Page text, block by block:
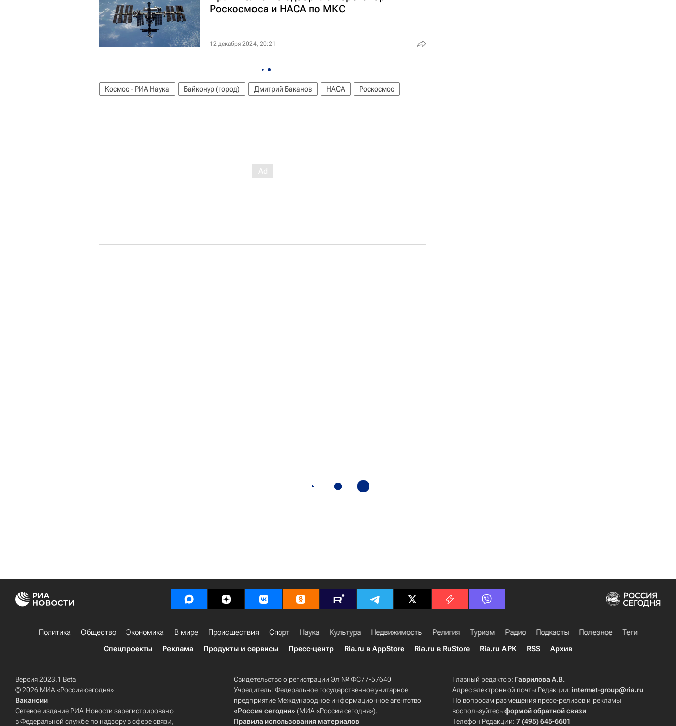
Роскосмоса и НАСА по МКС
12 декабря 2024, 20:21
Космос - РИА Наука Байконур (город) Дмитрий Баканов НАСА Роскосмос
Политика Общество Экономика В мире Происшествия Спорт Наука Культура Недвижимость Религия Туризм Радио Подкасты Полезное
Теги
Спецпроекты
Реклама Продукты и сервисы Пресс-центр Ria.ru в AppStore Ria.ru в RuStore Ria.ru APK RSS Архив
Версия 2023.1 Beta
© 2026 МИА «Россия сегодня»
Вакансии
Сетевое издание РИА Новости зарегистрировано
в Федеральной службе по надзору в сфере связи,
Свидетельство о регистрации Эл № ФС77-57640
Учредитель: Федеральное государственное унитарное
предприятие Международное информационное агентство
«Россия сегодня» (МИА «Россия сегодня»).
Правила использования материалов
Главный редактор: Гаврилова А.В.
Адрес электронной почты Редакции:internet-group@ria.ru
По вопросам размещения пресс-релизов и рекламы
воспользуйтесьформой обратной связи
Телефон Редакции:7 (495) 645-6601